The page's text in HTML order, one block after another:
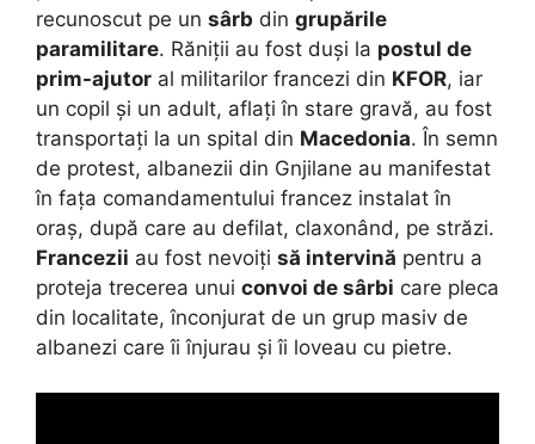
recunoscut pe un sârb din grupările
paramilitare. Răniții au fost duși la postul de
prim-ajutor al militarilor francezi din KFOR, iar
un copil și un adult, aflați în stare gravă, au fost
transportați la un spital din Macedonia. În semn
de protest, albanezii din Gnjilane au manifestat
în fața comandamentului francez instalat în
oraș, după care au defilat, claxonând, pe străzi.
Francezii au fost nevoiți să intervină pentru a
proteja trecerea unui convoi de sârbi care pleca
din localitate, înconjurat de un grup masiv de
albanezi care îi înjurau și îi loveau cu pietre.